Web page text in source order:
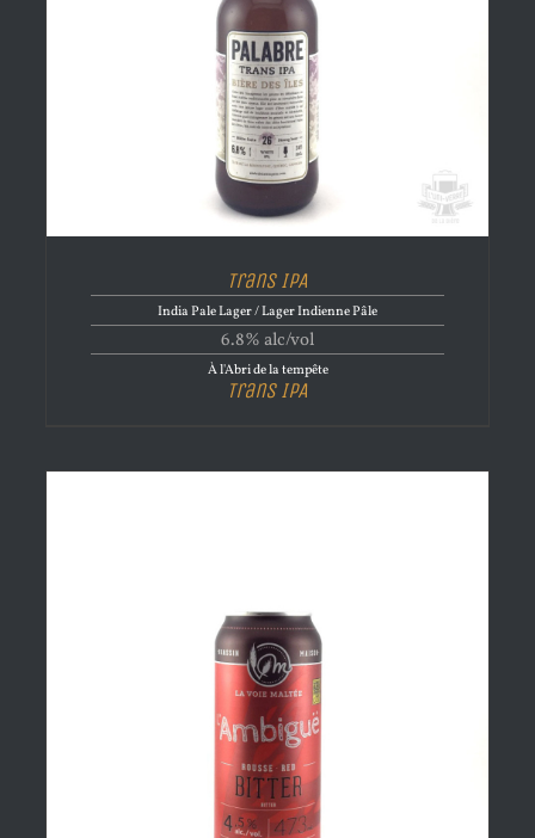
Trans IPA
India Pale Lager / Lager Indienne Pâle
6.8% alc/vol
À l'Abri de la tempête
Trans IPA